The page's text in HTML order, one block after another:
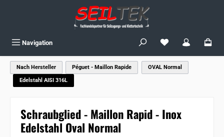
Navigation Du hast 0
Nach Hersteller Péguet - Maillon Rapide
OVAL Normal
Edelstahl AISI 316L
Schraubglied - Maillon Rapid - Inox
Edelstahl Oval Normal